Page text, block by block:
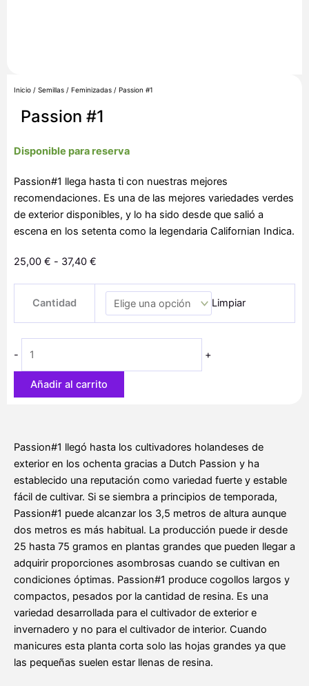
Inicio / Semillas / Feminizadas / Passion #1
Passion #1
Disponible para reserva
Passion#1 llega hasta ti con nuestras mejores
recomendaciones. Es una de las mejores variedades verdes
de exterior disponibles, y lo ha sido desde que salió a
escena en los setenta como la legendaria Californian Indica.
25,00 € - 37,40 €
precios:
desde
25,00 €
Cantidad Limpiar
-
cantidad
+
Añadir al carrito
Passion#1 llegó hasta los cultivadores holandeses de
exterior en los ochenta gracias a Dutch Passion y ha
establecido una reputación como variedad fuerte y estable
fácil de cultivar. Si se siembra a principios de temporada,
Passion#1 puede alcanzar los 3,5 metros de altura aunque
dos metros es más habitual. La producción puede ir desde
25 hasta 75 gramos en plantas grandes que pueden llegar a
adquirir proporciones asombrosas cuando se cultivan en
condiciones óptimas. Passion#1 produce cogollos largos y
compactos, pesados por la cantidad de resina. Es una
variedad desarrollada para el cultivador de exterior e
invernadero y no para el cultivador de interior. Cuando
manicures esta planta corta solo las hojas grandes ya que
las pequeñas suelen estar llenas de resina.